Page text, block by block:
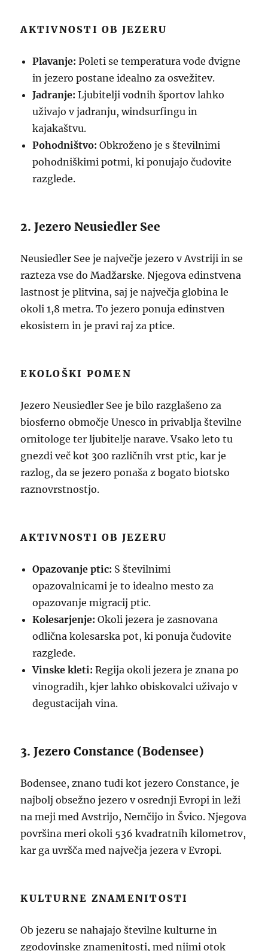
AKTIVNOSTI OB JEZERU
Plavanje: Poleti se temperatura vode dvigne
in jezero postane idealno za osvežitev.
Jadranje: Ljubitelji vodnih športov lahko
uživajo v jadranju, windsurfingu in
kajakaštvu.
Pohodništvo: Obkroženo je s številnimi
pohodniškimi potmi, ki ponujajo čudovite
razglede.
2. Jezero Neusiedler See
Neusiedler See je največje jezero v Avstriji in se
razteza vse do Madžarske. Njegova edinstvena
lastnost je plitvina, saj je največja globina le
okoli 1,8 metra. To jezero ponuja edinstven
ekosistem in je pravi raj za ptice.
EKOLOŠKI POMEN
Jezero Neusiedler See je bilo razglašeno za
biosferno območje Unesco in privablja številne
ornitologe ter ljubitelje narave. Vsako leto tu
gnezdi več kot 300 različnih vrst ptic, kar je
razlog, da se jezero ponaša z bogato biotsko
raznovrstnostjo.
AKTIVNOSTI OB JEZERU
Opazovanje ptic: S številnimi
opazovalnicami je to idealno mesto za
opazovanje migracij ptic.
Kolesarjenje: Okoli jezera je zasnovana
odlična kolesarska pot, ki ponuja čudovite
razglede.
Vinske kleti: Regija okoli jezera je znana po
vinogradih, kjer lahko obiskovalci uživajo v
degustacijah vina.
3. Jezero Constance (Bodensee)
Bodensee, znano tudi kot jezero Constance, je
najbolj obsežno jezero v osrednji Evropi in leži
na meji med Avstrijo, Nemčijo in Švico. Njegova
površina meri okoli 536 kvadratnih kilometrov,
kar ga uvršča med največja jezera v Evropi.
KULTURNE ZNAMENITOSTI
Ob jezeru se nahajajo številne kulturne in
zgodovinske znamenitosti, med njimi otok